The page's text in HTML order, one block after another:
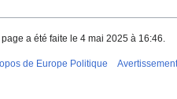
a été faite le 4 mai 2025 à 16:46.
de Europe Politique